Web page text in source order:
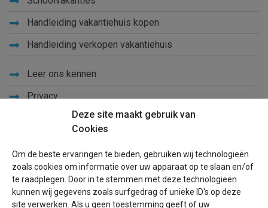
Deze site maakt gebruik van
Cookies
Om de beste ervaringen te bieden, gebruiken wij technologieën
zoals cookies om informatie over uw apparaat op te slaan en/of
te raadplegen. Door in te stemmen met deze technologieën
kunnen wij gegevens zoals surfgedrag of unieke ID's op deze
site verwerken. Als u geen toestemming geeft of uw
Handleiding vakantiehuis kopen
Handleiding verkopen vakantiehuis
Leer ons kennen
Privacy
Blog
Voor eigenaren